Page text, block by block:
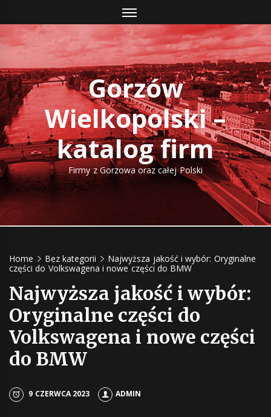
to
content
Gorzów
Wielkopolski –
katalog firm
Firmy z Gorzowa oraz całej Polski
Home Bez kategorii
Najwyższa jakość i wybór: Oryginalne
części do Volkswagena i nowe części do BMW
Najwyższa jakość i wybór:
Oryginalne części do
Volkswagena i nowe części
do BMW
9 CZERWCA 2023 ADMIN